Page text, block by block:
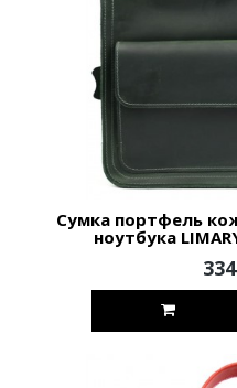
Сумка портфель
ноутбука